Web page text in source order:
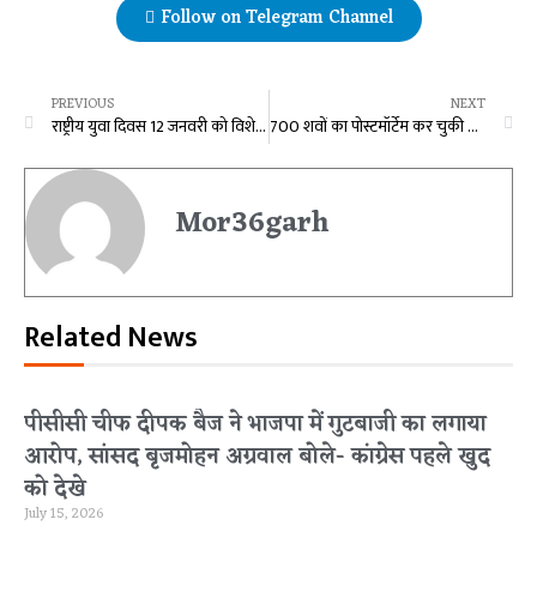
Follow on Telegram Channel
PREVIOUS
राष्ट्रीय युवा दिवस 12 जनवरी को विशेष : ‘स्वामी विवेकानन्द के समावेशी शासन के दृष्टिकोण’ विषय पर व्याख्यान, उपमुख्यमंत्री अरूण साव हिदायतुल्ला नेशनल लॉ यूनिवर्सिटी के कार्यक्रम में होंगे शामिल
NEXT
700 शवों का पोस्टमॉर्टेम कर चुकी संतोषी को मिला राम मंदिर प्राण-प्रतिष्ठा का न्योता, पीएम मोदी का जताया आभार
Mor36garh
Related News
पीसीसी चीफ दीपक बैज ने भाजपा में गुटबाजी का लगाया
आरोप, सांसद बृजमोहन अग्रवाल बोले- कांग्रेस पहले खुद
को देखे
July 15, 2026